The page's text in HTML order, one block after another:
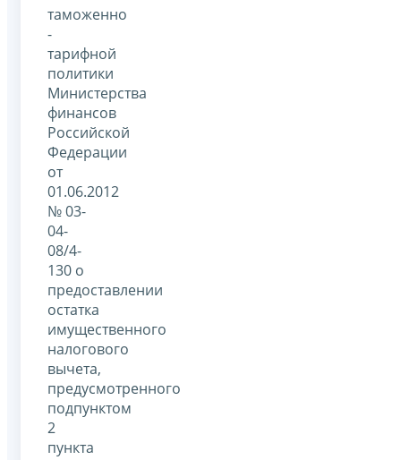
таможенно
-
тарифной
политики
Министерства
финансов
Российской
Федерации
от
01.06.2012
№ 03-
04-
08/4-
130 о
предоставлении
остатка
имущественного
налогового
вычета,
предусмотренного
подпунктом
2
пункта